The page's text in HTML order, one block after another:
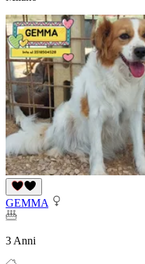
GEMMA
3 Anni